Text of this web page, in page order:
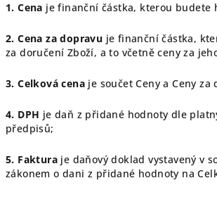
1. Cena je finanční částka, kterou budete
2. Cena za dopravu je finanční částka,
za doručení Zboží, a to včetně ceny za
3. Celková cena je součet Ceny a Ceny za
4. DPH je daň z přidané hodnoty dle
předpisů;
5. Faktura je daňový doklad vystavený v
zákonem o dani z přidané hodnoty na